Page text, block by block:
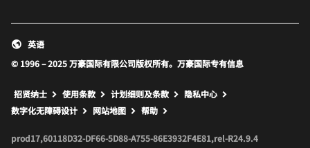
© 1996 – 2025 万豪国际有限公司版权所有。万豪国际专有信息
英语
招贤纳士 使用条款 计划细则及条款
隐私中心
数字化无障碍设计
网站地图 打开新窗口
帮助
prod17,60118D32-DF66-5D88-A755-86E3932F4E81,rel-R24.9.4